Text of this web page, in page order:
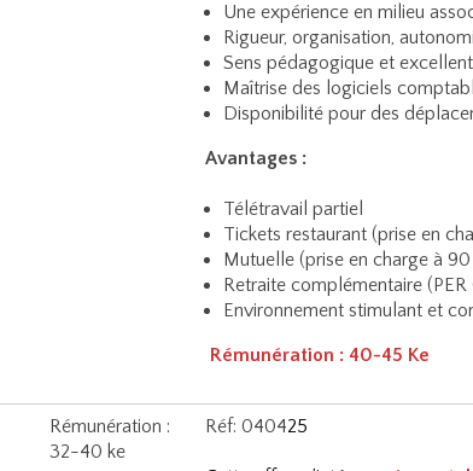
Une expérience en milieu
Rigueur, organisation,
Sens pédagogique et
Maîtrise des logiciels
Disponibilité pour des
Avantages :
Télétravail partiel
Tickets restaurant (prise en
Mutuelle (prise en charge à
Retraite complémentaire (PER
Environnement stimulant et
Rémunération : 40-45 Ke
Rémunération :
32-40 ke
Réf: 040425